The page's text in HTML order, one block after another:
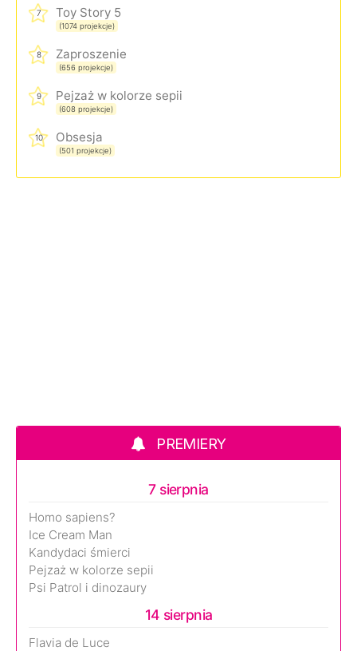
7 Toy Story 5
(1074 projekcje)
8 Zaproszenie
(656 projekcje)
9 Pejzaż w kolorze sepii
(608 projekcje)
10 Obsesja
(501 projekcje)
PREMIERY
7 sierpnia
Homo sapiens?
Ice Cream Man
Kandydaci śmierci
Pejzaż w kolorze sepii
Psi Patrol i dinozaury
14 sierpnia
Flavia de Luce